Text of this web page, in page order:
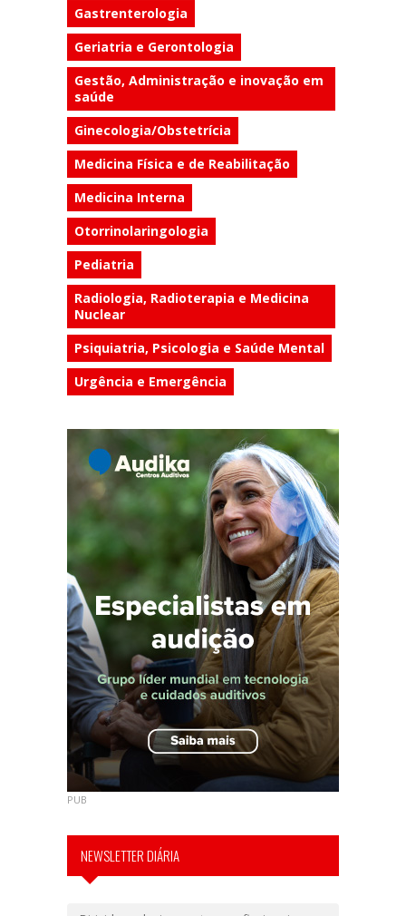
Gastrenterologia
Geriatria e Gerontologia
Gestão, Administração e inovação em
saúde
Ginecologia/Obstetrícia
Medicina Física e de Reabilitação
Medicina Interna
Otorrinolaringologia
Pediatria
Radiologia, Radioterapia e Medicina
Nuclear
Psiquiatria, Psicologia e Saúde Mental
Urgência e Emergência
PUB
NEWSLETTER DIÁRIA